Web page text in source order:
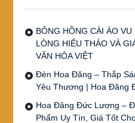
BÔNG HỒNG CÀI ÁO
LÒNG HIẾU THẢO VÀ
VĂN HÓA VIỆT
Đèn Hoa Đăng – Thắp
Yêu Thương | Hoa Đăng
Hoa Đăng Đức Lương –
Phẩm Uy Tín, Giá Tốt